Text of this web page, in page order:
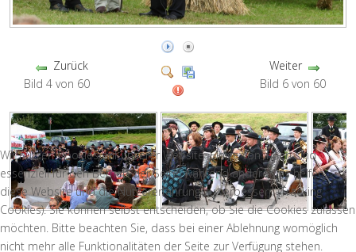
Zurück
Bild 4 von 60
Weiter
Bild 6 von 60
Wir nutzen Cookies auf unserer Website. Einige von ihnen sind
essenziell für den Betrieb der Seite, während andere uns helfen,
diese Website und die Nutzererfahrung zu verbessern (Tracking
Cookies). Sie können selbst entscheiden, ob Sie die Cookies zulassen
möchten. Bitte beachten Sie, dass bei einer Ablehnung womöglich
nicht mehr alle Funktionalitäten der Seite zur Verfügung stehen.